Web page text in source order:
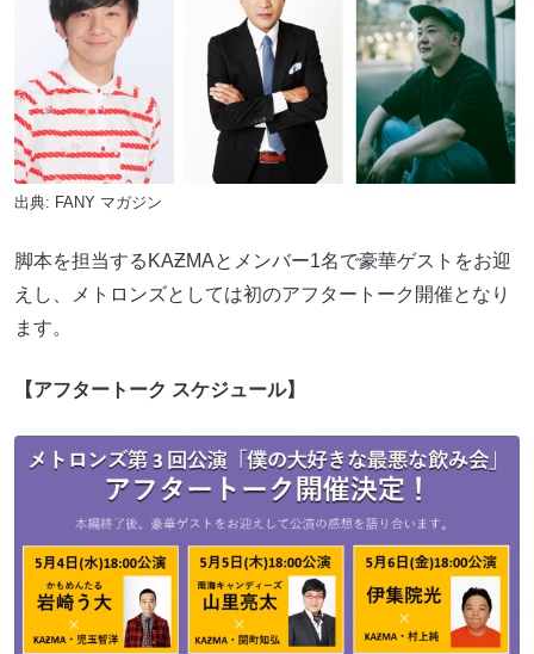
出典: FANY マガジン
脚本を担当するKAƵMAとメンバー1名で豪華ゲストをお迎
えし、メトロンズとしては初のアフタートーク開催となり
ます。
【アフタートーク スケジュール】